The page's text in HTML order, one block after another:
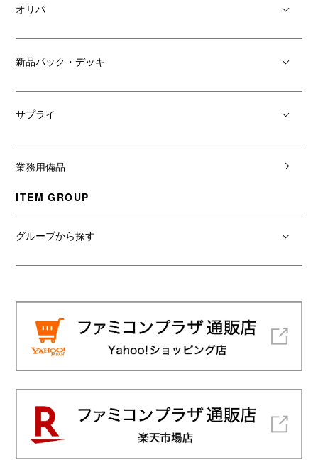
オリパ
新品パック・デッキ
サプライ
業務用備品
ITEM GROUP
グループから探す